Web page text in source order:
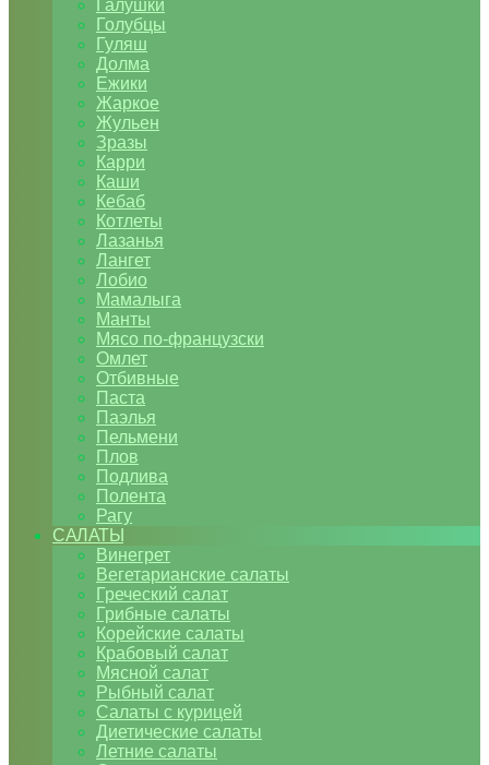
Галушки
Голубцы
Гуляш
Долма
Ежики
Жаркое
Жульен
Зразы
Карри
Каши
Кебаб
Котлеты
Лазанья
Лангет
Лобио
Мамалыга
Манты
Мясо по-французски
Омлет
Отбивные
Паста
Паэлья
Пельмени
Плов
Подлива
Полента
Рагу
САЛАТЫ
Винегрет
Вегетарианские салаты
Греческий салат
Грибные салаты
Корейские салаты
Крабовый салат
Мясной салат
Рыбный салат
Салаты с курицей
Диетические салаты
Летние салаты